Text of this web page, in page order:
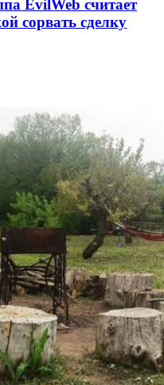
EvilWeb считает
сорвать сделку